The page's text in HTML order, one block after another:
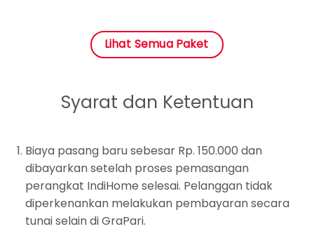
Lihat Semua Paket
Syarat dan Ketentuan
Biaya pasang baru sebesar Rp. 150.000 dan
dibayarkan setelah proses pemasangan
perangkat IndiHome selesai. Pelanggan tidak
diperkenankan melakukan pembayaran secara
tunai selain di GraPari.